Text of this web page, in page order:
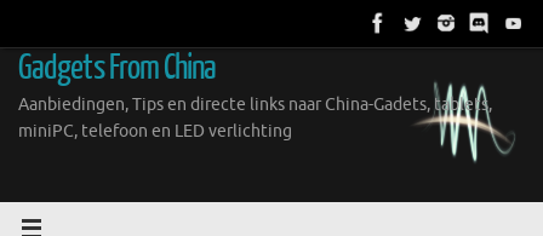
inhoud
Gadgets From China
Aanbiedingen, Tips en directe links naar China-Gadets, tablets,
miniPC, telefoon en LED verlichting